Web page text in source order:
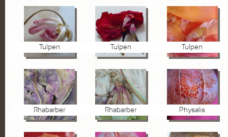
Tulpen Tulpen Tulpen
Rhabarber Rhabarber Physalis